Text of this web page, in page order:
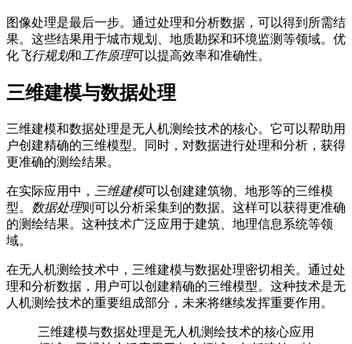
图像处理是最后一步。通过处理和分析数据，可以得到所需结
果。这些结果用于城市规划、地质勘探和环境监测等领域。优
化飞行规划和 工作原理可以提高效率和准确性。
三维建模与数据处理
三维建模和数据处理是无人机测绘技术的核心。它可以帮助用
户创建精确的三维模型。同时，对数据进行处理和分析，获得
更准确的测绘结果。
在实际应用中， 三维建模可以创建建筑物、地形等的三维模
型。 数据处理则可以分析采集到的数据。这样可以获得更准确
的测绘结果。这种技术广泛应用于建筑、地理信息系统等领
域。
在无人机测绘技术中，三维建模与数据处理密切相关。通过处
理和分析数据，用户可以创建精确的三维模型。这种技术是无
人机测绘技术的重要组成部分，未来将继续发挥重要作用。
三维建模与数据处理是无人机测绘技术的核心应用